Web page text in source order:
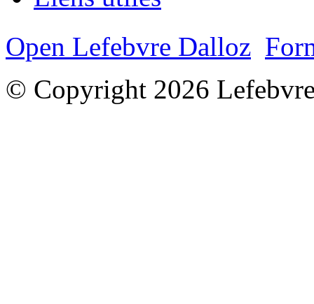
Open Lefebvre Dalloz
© Copyright 2026